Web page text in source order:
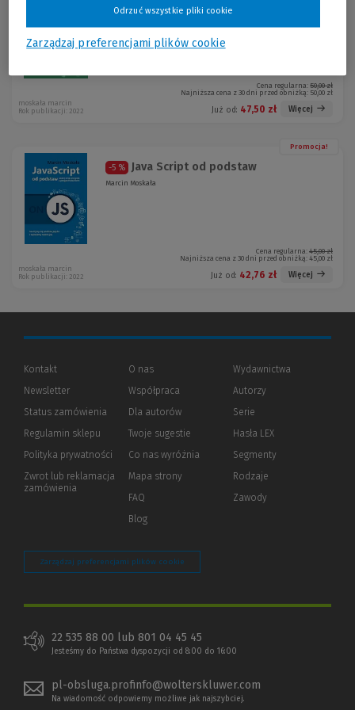
Cena regularna: 50,00 zł
Najniższa cena z 30 dni przed obniżką: 50,00 zł
Już od: 47,50 zł Więcej
moskała marcin
Rok publikacji: 2022
Promocja!
-5 % Java Script od podstaw
Marcin Moskała
Cena regularna: 45,00 zł
Najniższa cena z 30 dni przed obniżką: 45,00 zł
Już od: 42,76 zł Więcej
moskała marcin
Rok publikacji: 2022
Kontakt
Newsletter
Status zamówienia
Regulamin sklepu
Polityka prywatności (Nowe
(Link
innej
Zwrot lub reklamacja
zamówienia
O nas
Współpraca
Dla autorów(Nowe
(Link
innej
strony)
Twoje sugestie
Co nas wyróżnia
Mapa strony
FAQ
Blog
Wydawnictwa
Autorzy
Serie
Hasła LEX
Segmenty
Rodzaje
Zawody
Zarządzaj preferencjami plików cookie
22 535 88 00 lub 801 04 45 45
Jesteśmy do Państwa dyspozycji od 8:00 do 16:00
pl-obsluga.profinfo@wolterskluwer.com
Na wiadomość odpowiemy możliwe jak najszybciej.
Zarządzaj preferencjami plików cookie
Odrzuć wszystkie pliki cookie